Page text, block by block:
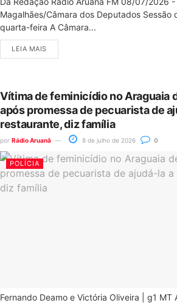
Magalhães/Câmara dos Deputados Sessão
quarta-feira A Câmara...
LEIA MAIS
Vítima de feminicídio no Araguaia
após promessa de pecuarista de
restaurante, diz família
por Rádio Aruanã 8 de julho de 2026 0
POLÍCIA
Fernando Deamo e Victória Oliveira | g1 MT